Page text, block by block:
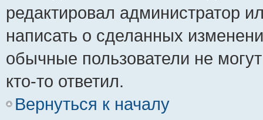
редактировал администратор
написать о сделанных
обычные пользователи не
кто-то ответил.
Вернуться к началу